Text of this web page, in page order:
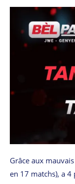
Grâce aux
en 17 matchs), a 4